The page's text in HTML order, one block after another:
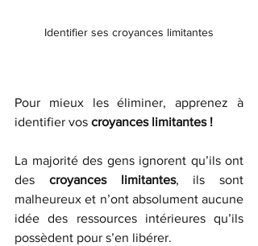
Identifier ses croyances limitantes
Pour mieux les éliminer, apprenez à
identifier vos croyances limitantes !
La majorité des gens ignorent qu’ils ont
des croyances limitantes, ils sont
malheureux et n’ont absolument aucune
idée des ressources intérieures qu’ils
possèdent pour s’en libérer.